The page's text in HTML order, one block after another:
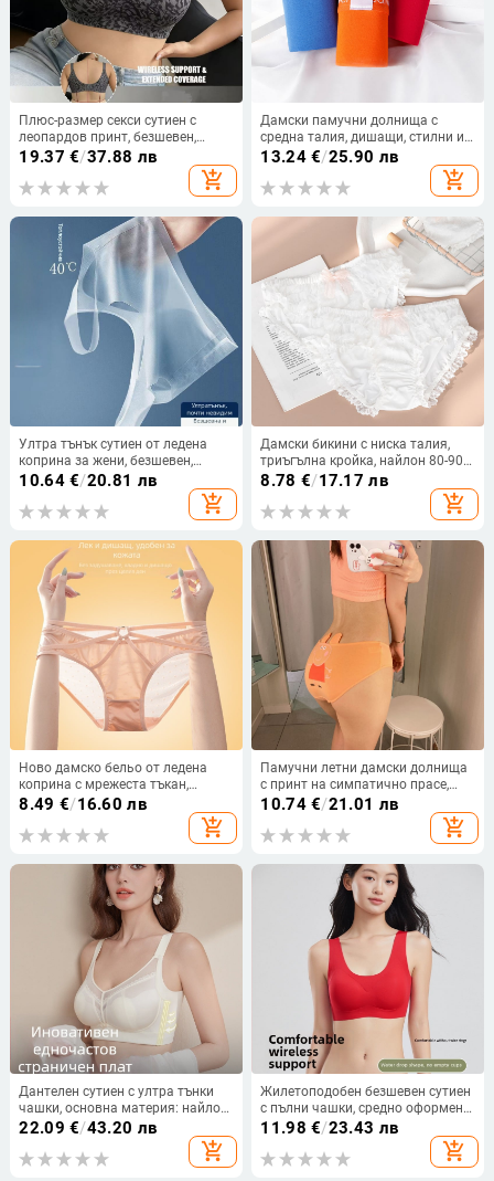
Плюс-размер секси сутиен с
леопардов принт, безшевен,
удобен и оформящ силуета,
голям размер чашки, фиксирана
чашка
19.37 €/37.88 лв
add_shopping_cart
Дамски памучни долнища с
средна талия, дишащи, стилни и
едноцветни
13.24€/25.90 лв
add_shopping_cart
Ултра тънък сутиен от ледена
коприна за жени, безшевен,
дишащ, плюс размер, формовани
чаши, без метални пръстени, без
презрамки, за сън и лято
10.64€/20.81 лв
add_shopping_cart
Дамски бикини с ниска талия,
триъгълна кройка, найлон 80-90%
материя, памучна чатала,
8.78 €/17.17 лв
add_shopping_cart
Ново дамско бельо от ледена
коприна с мрежеста тъкан,
дишащо, ниска талия, триъгълни
8.49 €/16.60 лв
add_shopping_cart
Памучни летни дамски долнища
с принт на симпатично прасе,
ниска талия, 3D уши
10.74€/21.01 лв
add_shopping_cart
Дантелен сутиен с ултра тънки
чашки, основна материя: найлон;
подплата: найлон; задно
закопчаване с четири реда куки
22.09 €/43.20 лв
add_shopping_cart
Жилетоподобен безшевен сутиен
с пълни чашки, средно оформени
чашки, фиксирани двойни
презрамки, найлонова горна
част с подплата спандекс 50–
11.98 €/23.43 лв
add_shopping_cart